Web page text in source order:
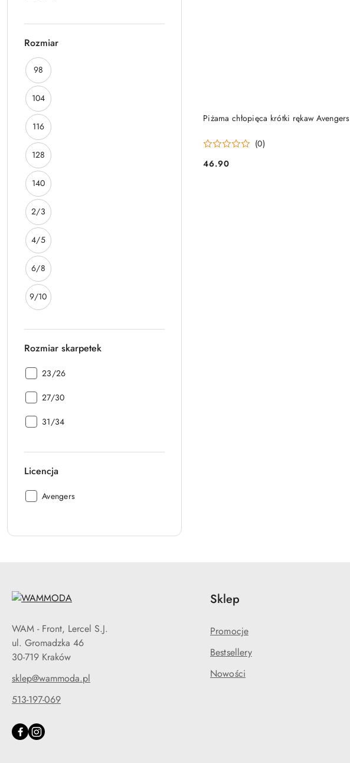
Rozmiar
Rozmiar:
98
Rozmiar:
104
Rozmiar:
116
Rozmiar:
128
Rozmiar:
140
Rozmiar:
2/3
Rozmiar:
4/5
Rozmiar:
6/8
Rozmiar:
9/10
Rozmiar skarpetek
Rozmiar
23/26
Rozmiar
27/30
Rozmiar
31/34
Licencja
Licencja:
Avengers
Piżama chłopięca krótki rękaw Avengers
(0)
Cena:
46.90
DO KOSZYKA
WAM - Front, Lercel S.J.
ul. Gromadzka 46
30-719 Kraków
sklep@wammoda.pl
513-197-069
Sklep
Promocje
Bestsellery
Nowości